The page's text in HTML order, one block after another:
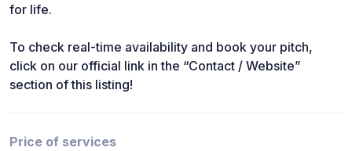
for life.
To check real-time availability and book your pitch,
click on our official link in the “Contact / Website”
section of this listing!
Price of services